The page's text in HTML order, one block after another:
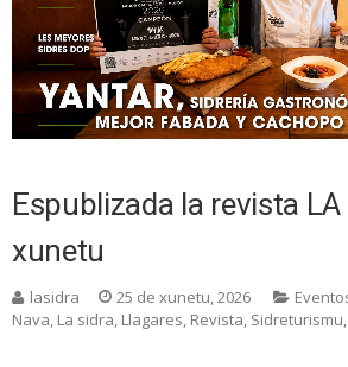
Espublizada la revista LA
xunetu
lasidra 25 de xunetu, 2026
Nava, La sidra, Llagares, Revista, Sidreturismu,